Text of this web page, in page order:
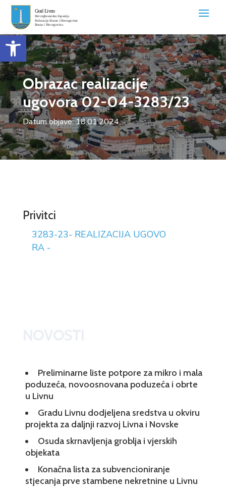
Open toolbar
Obrazac realizacije
ugovora 02-04-3283/23
Datum objave: 18.01.2024.
Privitci
3283-23- REALIZACIJA UGOVO
RA -
Preliminarne liste potpore za mikro i mala
poduzeća, novoosnovana poduzeća i obrte
u Livnu
Gradu Livnu dodjeljena sredstva u okviru
projekta za daljnji razvoj Livna i Novske
Osuda skrnavljenja groblja i vjerskih
objekata
Konačna lista za subvencioniranje
stjecanja prve stambene nekretnine u Livnu